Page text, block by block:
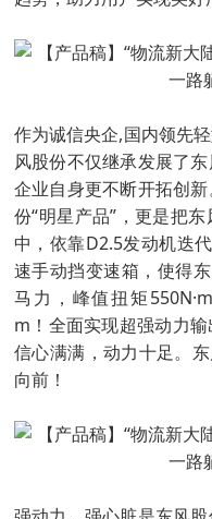
作为诚信央企,国内领先
风股份不仅继承发展了
企业自身更不断开拓创
份“明星产品”，更是把
中，依靠D2.5发动机迭
速手动挡变速箱，使得
马力，峰值扭矩
m！全面实现超强动力
信心满满，动力十足。
向前！